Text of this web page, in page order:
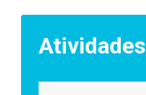
Atividades